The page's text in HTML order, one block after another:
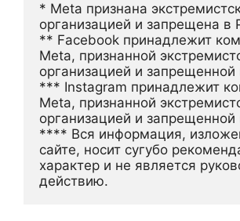
* Meta признана
организацией и запрещена в
** Facebook принадлежит
Meta, признанной
организацией и
*** Instagram принадлежит
Meta, признанной
организацией и
**** Вся информация,
сайте, носит сугубо
характер и не является
действию.